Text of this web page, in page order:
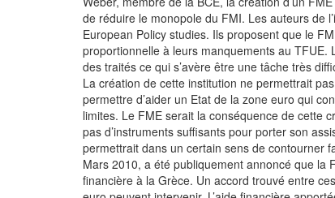
de réduire le monopole du FMI. Les auteurs de
European Policy studies. Ils proposent que le
proportionnelle à leurs manquements au TFUE.
des traités ce qui s’avère être une tâche très
La création de cette institution ne permettrait
permettre d’aider un Etat de la zone euro qui
limites. Le FME serait la conséquence de cette
pas d’instruments suffisants pour porter son
permettrait dans un certain sens de contourner
Mars 2010, a été publiquement annoncé que la
financière à la Grèce. Un accord trouvé entre